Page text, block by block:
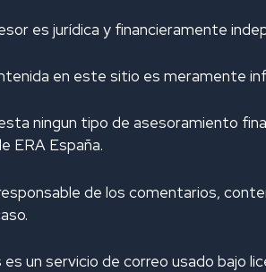
u
e
i
y
es jurídica y financieramente
en este sitio es meramente
ningun tipo de asesoramiento
ERA España.
de los comentarios,
es un servicio de correo usado bajo